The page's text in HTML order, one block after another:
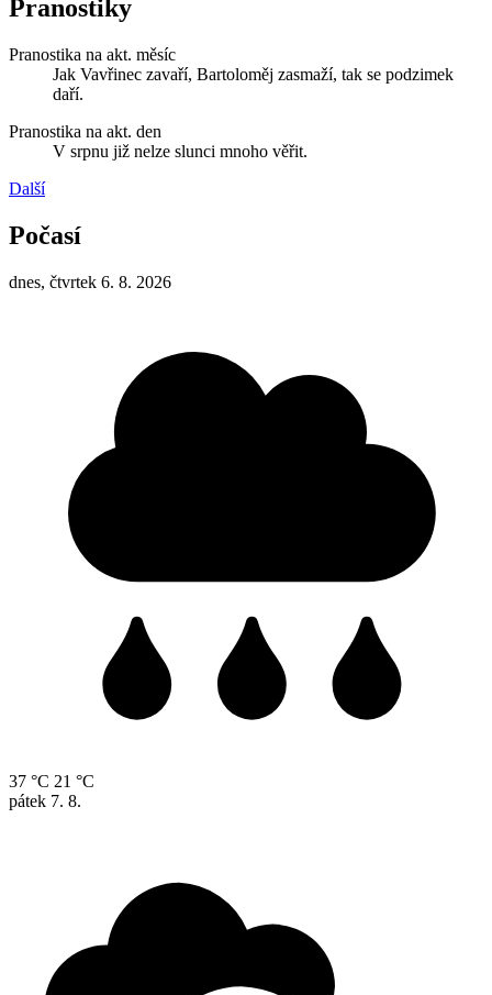
Pranostiky
Pranostika na akt. měsíc
Jak Vavřinec zavaří, Bartoloměj zasmaží, tak se podzimek
daří.
Pranostika na akt. den
V srpnu již nelze slunci mnoho věřit.
Další
Počasí
dnes, čtvrtek 6. 8. 2026
37 °C 21 °C
pátek 7. 8.